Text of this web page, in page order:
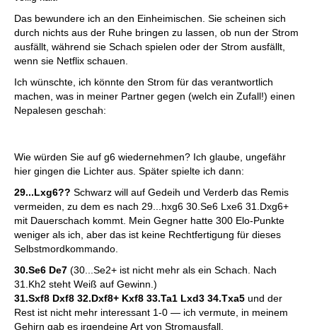
Das bewundere ich an den Einheimischen. Sie scheinen sich
durch nichts aus der Ruhe bringen zu lassen, ob nun der Strom
ausfällt, während sie Schach spielen oder der Strom ausfällt,
wenn sie Netflix schauen.
Ich wünschte, ich könnte den Strom für das verantwortlich
machen, was in meiner Partner gegen (welch ein Zufall!) einen
Nepalesen geschah:
Wie würden Sie auf g6 wiedernehmen? Ich glaube, ungefähr
hier gingen die Lichter aus. Später spielte ich dann:
29...Lxg6?? Schwarz will auf Gedeih und Verderb das Remis
vermeiden, zu dem es nach 29...hxg6 30.Se6 Lxe6 31.Dxg6+
mit Dauerschach kommt. Mein Gegner hatte 300 Elo-Punkte
weniger als ich, aber das ist keine Rechtfertigung für dieses
Selbstmordkommando.
30.Se6 De7 (30...Se2+ ist nicht mehr als ein Schach. Nach
31.Kh2 steht Weiß auf Gewinn.)
31.Sxf8 Dxf8 32.Dxf8+ Kxf8 33.Ta1 Lxd3 34.Txa5 und der
Rest ist nicht mehr interessant 1-0 — ich vermute, in meinem
Gehirn gab es irgendeine Art von Stromausfall.